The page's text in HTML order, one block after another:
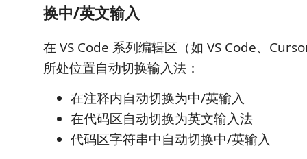
换中/英文输入
在 VS Code 系列编辑区（如 VS Code、
所处位置自动切换输入法：
在注释内自动切换为中/英输入
在代码区自动切换为英文输入法
代码区字符串中自动切换中/英输入